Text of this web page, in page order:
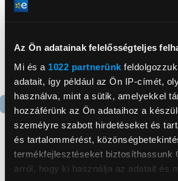
Az Ön adatainak felelősségteljes
Mi és a 1022 partnerünk
adatait, így például az Ön IP-címét,
használva, mint a sütik, amelyekkel
hozzáférünk az Ön adataihoz a
személyre szabott hirdetéseket és
és tartalommérést,
termékfejlesztéseket biztosíthassunk
arról, hogy ki használja az adatait és
Termék adatlap
Gorenje NRS8182KX Side
by side hűtőszekrény